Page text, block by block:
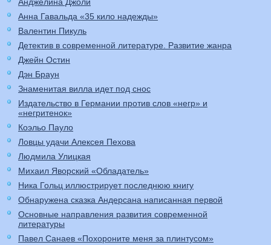
Анджелина Джоли
Анна Гавальда «35 кило надежды»
Валентин Пикуль
Детектив в современной литературе. Развитие жанра
Джейн Остин
Дэн Браун
Знаменитая вилла идет под снос
Издательство в Германии против слов «негр» и
«негритенок»
Коэльо Пауло
Ловцы удачи Алексея Пехова
Людмила Улицкая
Михаил Яворский «Обладатель»
Ника Гольц иллюстрирует последнюю книгу
Обнаружена сказка Андерсана написанная первой
Основные направления развития современной
литературы
Павел Санаев «Похороните меня за плинтусом»